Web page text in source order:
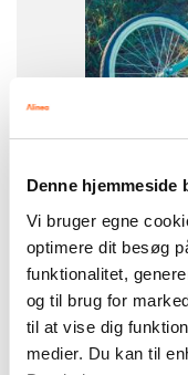
Denne hjemmeside
Vi bruger egne
optimere dit besøg
funktionalitet,
og til brug for
til at vise dig
medier. Du kan til
- +
Easy Readers
La bicyclette bleue, ER C